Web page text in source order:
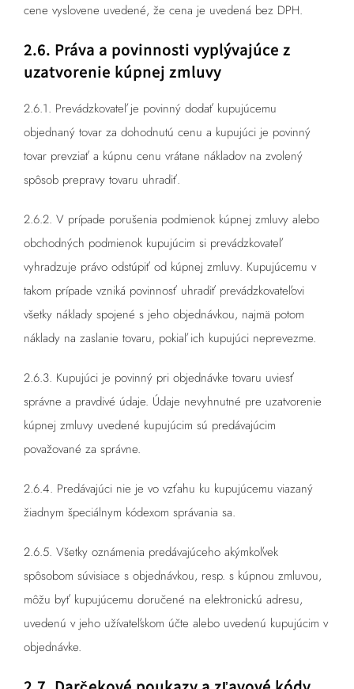
cene vyslovene uvedené, že cena je uvedená bez DPH.
2.6. Práva a povinnosti vyplývajúce z
uzatvorenie kúpnej zmluvy
2.6.1. Prevádzkovateľ je povinný dodať kupujúcemu
objednaný tovar za dohodnutú cenu a kupujúci je povinný
tovar prevziať a kúpnu cenu vrátane nákladov na zvolený
spôsob prepravy tovaru uhradiť.
2.6.2. V prípade porušenia podmienok kúpnej zmluvy alebo
obchodných podmienok kupujúcim si prevádzkovateľ
vyhradzuje právo odstúpiť od kúpnej zmluvy. Kupujúcemu v
takom prípade vzniká povinnosť uhradiť prevádzkovateľovi
všetky náklady spojené s jeho objednávkou, najmä potom
náklady na zaslanie tovaru, pokiaľ ich kupujúci neprevezme.
2.6.3. Kupujúci je povinný pri objednávke tovaru uviesť
správne a pravdivé údaje. Údaje nevyhnutné pre uzatvorenie
kúpnej zmluvy uvedené kupujúcim sú predávajúcim
považované za správne.
2.6.4. Predávajúci nie je vo vzťahu ku kupujúcemu viazaný
žiadnym špeciálnym kódexom správania sa.
2.6.5. Všetky oznámenia predávajúceho akýmkoľvek
spôsobom súvisiace s objednávkou, resp. s kúpnou zmluvou,
môžu byť kupujúcemu doručené na elektronickú adresu,
uvedenú v jeho užívateľskom účte alebo uvedenú kupujúcim v
objednávke.